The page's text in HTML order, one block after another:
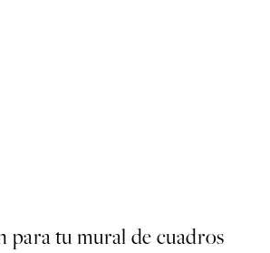
para tu mural de cuadros